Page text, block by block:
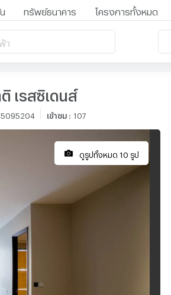
ทรัพย์ธนาคาร โครงการทั้งหมด
า
เรสซิเดนส์
5095204 เข้าชม: 107
ดูรูปทั้งหมด 10 รูป